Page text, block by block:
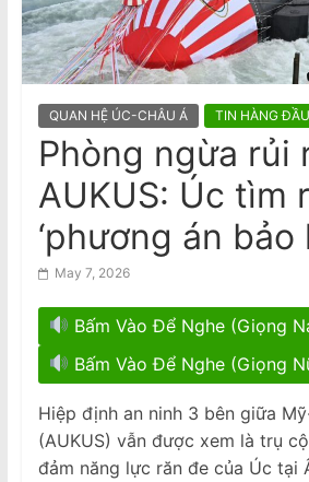
a
m
s
e
N
w
s
p
a
p
e
r
2024 của
Bài phản biện
Nguyễn Liên Thu
Giải Bầu Cử’
QUAN HỆ ÚC-CHÂU Á TIN HÀNG ĐẦU
Phòng ngừa rủi
AUKUS: Úc tìm
‘phương án bảo
May 7, 2026
Bấm Vào Để Nghe (Giọng
Bấm Vào Để Nghe (Giọng
Hiệp định an ninh 3 bên giữa
(AUKUS) vẫn được xem là trụ
đảm năng lực răn đe của Úc tại